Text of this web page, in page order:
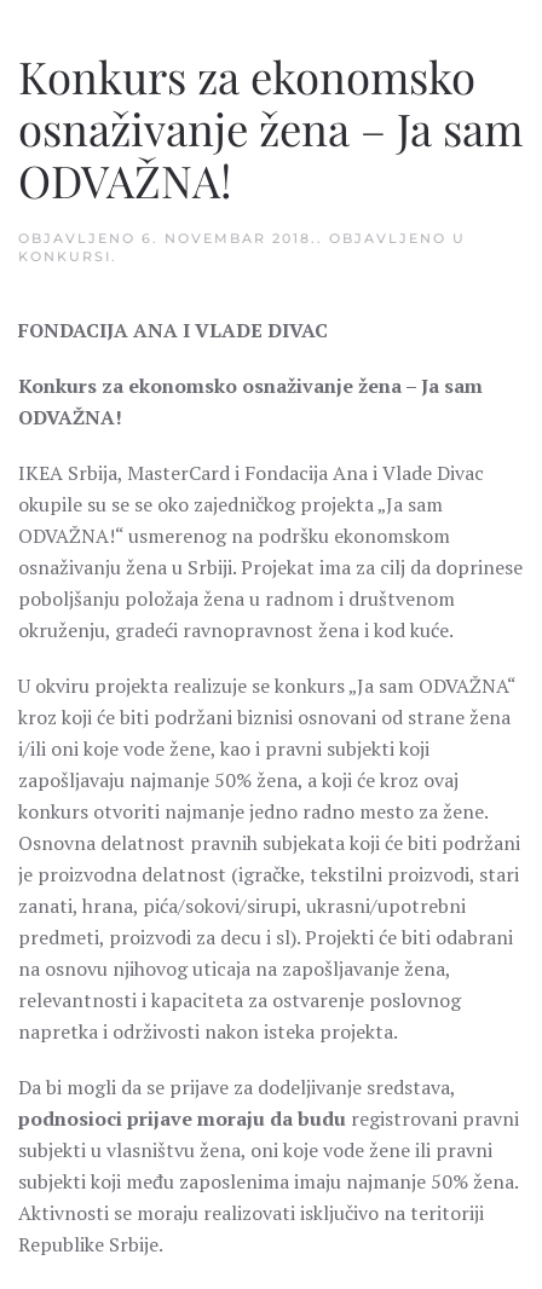
Konkurs za ekonomsko
osnaživanje žena – Ja sam
ODVAŽNA!
OBJAVLJENO 6. NOVEMBAR 2018. . OBJAVLJENO U
KONKURSI .
FONDACIJA ANA I VLADE DIVAC
Konkurs za ekonomsko osnaživanje žena – Ja sam
ODVAŽNA!
IKEA Srbija, MasterCard i Fondacija Ana i Vlade Divac
okupile su se se oko zajedničkog projekta „Ja sam
ODVAŽNA!“ usmerenog na podršku ekonomskom
osnaživanju žena u Srbiji. Projekat ima za cilj da doprinese
poboljšanju položaja žena u radnom i društvenom
okruženju, gradeći ravnopravnost žena i kod kuće.
U okviru projekta realizuje se konkurs „Ja sam ODVAŽNA“
kroz koji će biti podržani biznisi osnovani od strane žena
i/ili oni koje vode žene, kao i pravni subjekti koji
zapošljavaju najmanje 50% žena, a koji će kroz ovaj
konkurs otvoriti najmanje jedno radno mesto za žene.
Osnovna delatnost pravnih subjekata koji će biti podržani
je proizvodna delatnost (igračke, tekstilni proizvodi, stari
zanati, hrana, pića/sokovi/sirupi, ukrasni/upotrebni
predmeti, proizvodi za decu i sl). Projekti će biti odabrani
na osnovu njihovog uticaja na zapošljavanje žena,
relevantnosti i kapaciteta za ostvarenje poslovnog
napretka i održivosti nakon isteka projekta.
Da bi mogli da se prijave za dodeljivanje sredstava,
podnosioci prijave moraju da budu registrovani pravni
subjekti u vlasništvu žena, oni koje vode žene ili pravni
subjekti koji među zaposlenima imaju najmanje 50% žena.
Aktivnosti se moraju realizovati isključivo na teritoriji
Republike Srbije.